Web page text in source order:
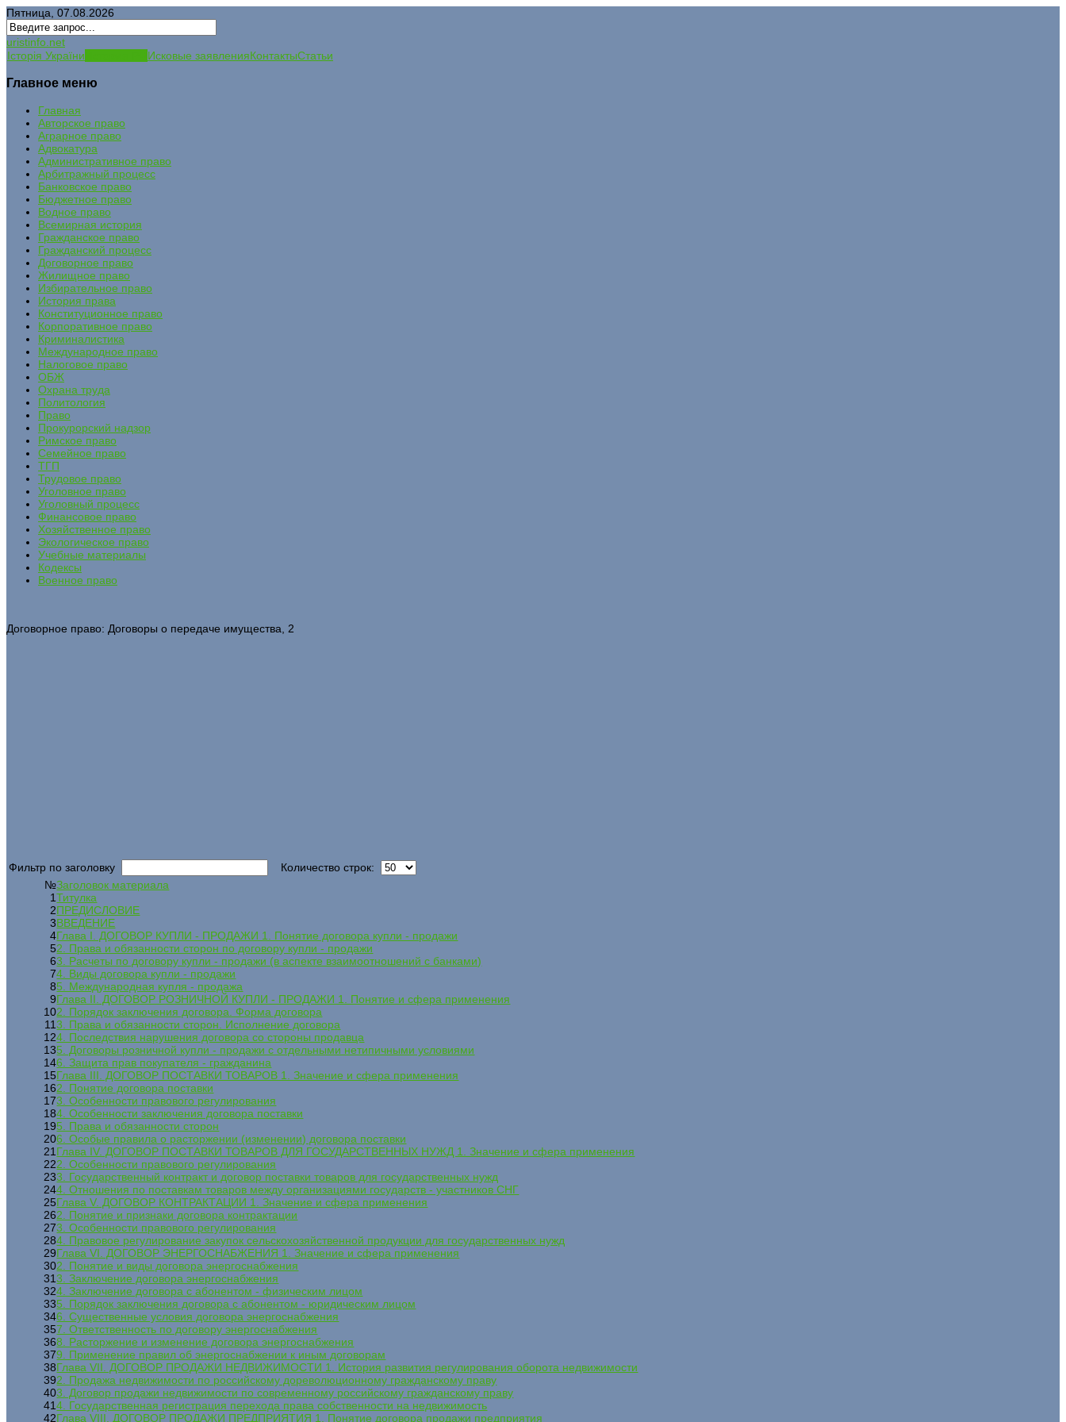
Пятница, 07.08.2026
uristinfo.net
Історія України
Исковые заявленияКонтактыСтатьи
Главное меню
Главная
Авторское право
Аграрное право
Адвокатура
Административное право
Арбитражный процесс
Банковское право
Бюджетное право
Водное право
Всемирная история
Гражданское право
Гражданский процесс
Договорное право
Жилищное право
Избирательное право
История права
Конституционное право
Корпоративное право
Криминалистика
Международное право
Налоговое право
ОБЖ
Охрана труда
Политология
Право
Прокурорский надзор
Римское право
Семейное право
ТГП
Трудовое право
Уголовное право
Уголовный процесс
Финансовое право
Хозяйственное право
Экологическое право
Учебные материалы
Кодексы
Военное право
Договорное право: Договоры о передаче имущества, 2
Фильтр по заголовку
Количество строк:
№Заголовок материала
1Титулка
2ПРЕДИСЛОВИЕ
3ВВЕДЕНИЕ
4Глава I. ДОГОВОР КУПЛИ - ПРОДАЖИ 1. Понятие договора купли - продажи
52. Права и обязанности сторон по договору купли - продажи
63. Расчеты по договору купли - продажи (в аспекте взаимоотношений с банками)
74. Виды договора купли - продажи
85. Международная купля - продажа
9Глава II. ДОГОВОР РОЗНИЧНОЙ КУПЛИ - ПРОДАЖИ 1. Понятие и сфера применения
102. Порядок заключения договора. Форма договора
113. Права и обязанности сторон. Исполнение договора
124. Последствия нарушения договора со стороны продавца
135. Договоры розничной купли - продажи с отдельными нетипичными условиями
146. Защита прав покупателя - гражданина
15Глава III. ДОГОВОР ПОСТАВКИ ТОВАРОВ 1. Значение и сфера применения
162. Понятие договора поставки
173. Особенности правового регулирования
184. Особенности заключения договора поставки
195. Права и обязанности сторон
206. Особые правила о расторжении (изменении) договора поставки
21 Глава IV. ДОГОВОР ПОСТАВКИ ТОВАРОВ ДЛЯ ГОСУДАРСТВЕННЫХ НУЖД 1. Значение и сфера применения
222. Особенности правового регулирования
233. Государственный контракт и договор поставки товаров для государственных нужд
244. Отношения по поставкам товаров между организациями государств - участников СНГ
25Глава V. ДОГОВОР КОНТРАКТАЦИИ 1. Значение и сфера применения
262. Понятие и признаки договора контрактации
273. Особенности правового регулирования
284. Правовое регулирование закупок сельскохозяйственной продукции для государственных нужд
29Глава VI. ДОГОВОР ЭНЕРГОСНАБЖЕНИЯ 1. Значение и сфера применения
302. Понятие и виды договора энергоснабжения
313. Заключение договора энергоснабжения
324. Заключение договора с абонентом - физическим лицом
335. Порядок заключения договора с абонентом - юридическим лицом
346. Существенные условия договора энергоснабжения
357. Ответственность по договору энергоснабжения
368. Расторжение и изменение договора энергоснабжения
379. Применение правил об энергоснабжении к иным договорам
38Глава VII. ДОГОВОР ПРОДАЖИ НЕДВИЖИМОСТИ 1. История развития регулирования оборота недвижимости
392. Продажа недвижимости по российскому дореволюционному гражданскому праву
403. Договор продажи недвижимости по современному российскому гражданскому праву
414. Государственная регистрация перехода права собственности на недвижимость
42Глава VIII. ДОГОВОР ПРОДАЖИ ПРЕДПРИЯТИЯ 1. Понятие договора продажи предприятия